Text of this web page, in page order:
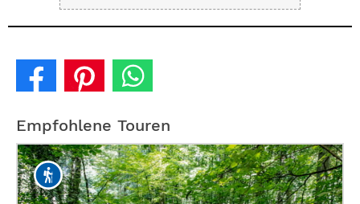
Empfohlene Touren